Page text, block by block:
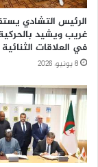
الرئيس التشادي
غريب ويشيد
في العلاقات الثنائية
8 يونيو، 2026